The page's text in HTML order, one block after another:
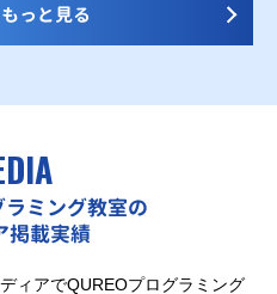
っと見る
ミング教室の
掲載実績
ィアでQUREOプログラミング